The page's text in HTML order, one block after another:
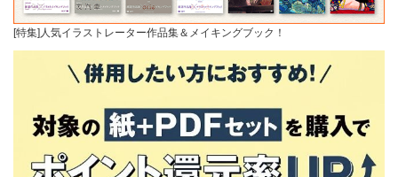
[特集]人気イラストレーター作品集＆メイキングブック！